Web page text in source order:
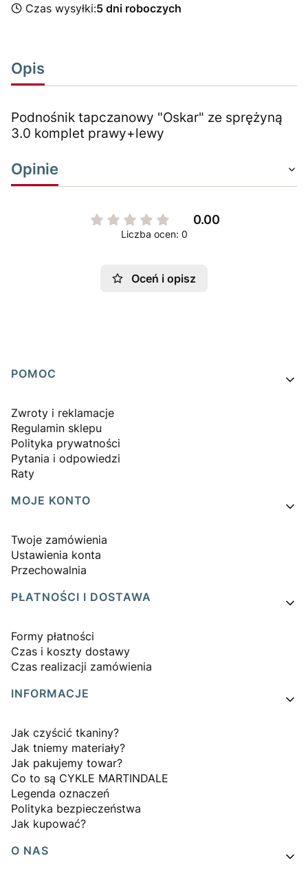
Czas wysyłki:5 dni roboczych
Opis
Podnośnik tapczanowy "Oskar" ze sprężyną
3.0 komplet prawy+lewy
Opinie
0.00
Liczba ocen: 0
Oceń i opisz
Linki w stopce
POMOC
Zwroty i reklamacje
Regulamin sklepu
Polityka prywatności
Pytania i odpowiedzi
Raty
MOJE KONTO
Twoje zamówienia
Ustawienia konta
Przechowalnia
PŁATNOŚCI I DOSTAWA
Formy płatności
Czas i koszty dostawy
Czas realizacji zamówienia
INFORMACJE
Jak czyścić tkaniny?
Jak tniemy materiały?
Jak pakujemy towar?
Co to są CYKLE MARTINDALE
Legenda oznaczeń
Polityka bezpieczeństwa
Jak kupować?
O NAS